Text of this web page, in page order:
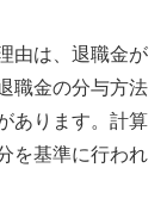
由は、退職金が
職金の分与方法
あります。計算
を基準に行われ